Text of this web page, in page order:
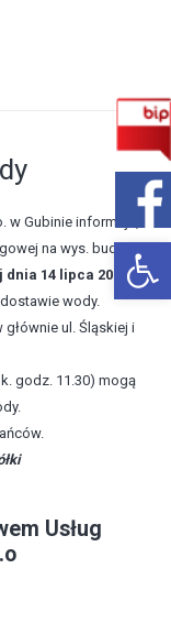
Gubinie informuje,
na wys. budynku
dnia 14 lipca 2021 r.,
wody.
ul. Śląskiej i
godz. 11.30) mogą
Usług